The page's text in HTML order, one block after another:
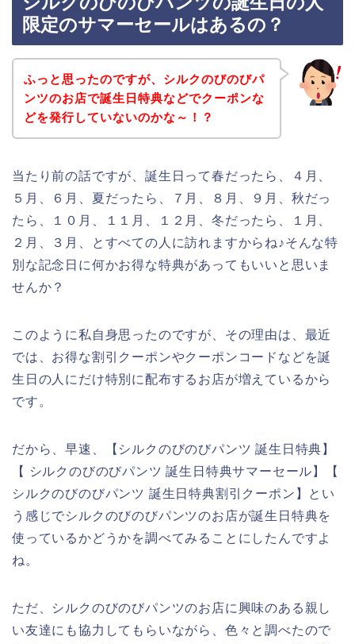
限定のサマーセールはあるの？
ふっと思ったのですが、シルクのびのびパ
ンツのお店で誕生日特典などでクーポンな
どを発行していないのかな～！？
当たり前の話ですが、誕生日って春だったら、４月、
５月、６月、夏だったら、７月、８月、９月、秋だっ
たら、１０月、１１月、１２月、冬だったら、１月、
２月、３月、とすべての人に訪れますからね♪そんな特
別な記念日に何かお得な特典があってもいいと思いま
せんか？
このように私自身思ったのですが、その理由は、最近
では、お得な割引クーポンやクーポンコードなどを誕
生日の人にだけ特別に配布するお店が増えているから
です。
だから、早速、【シルクのびのびパンツ 誕生日特典】
【 シルクのびのびパンツ 誕生日特典サマーセール】【
シルクのびのびパンツ 誕生日特典割引クーポン】とい
う感じでシルクのびのびパンツのお店が誕生日特典を
使っているかどうかを調べてみることにしたんですよ
ね。
ただ、シルクのびのびパンツのお店に興味のある親し
い友達にも協力してもらいながら、色々と調べたので